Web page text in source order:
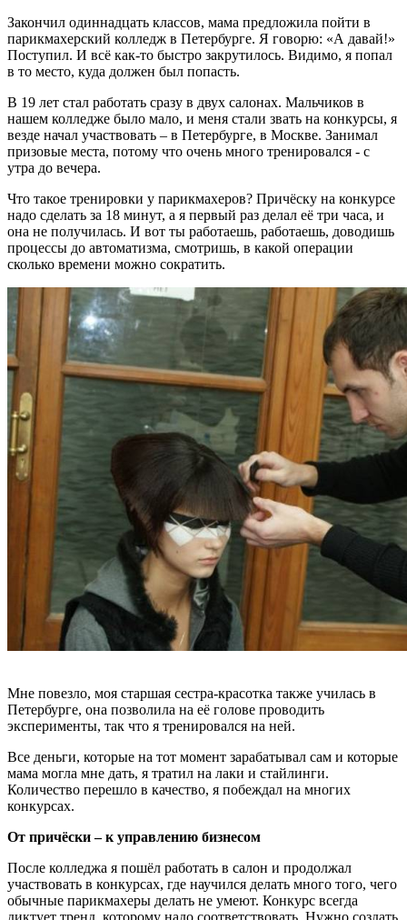
Закончил одиннадцать классов, мама предложила пойти в
парикмахерский колледж в Петербурге. Я говорю: «А давай!»
Поступил. И всё как-то быстро закрутилось. Видимо, я попал
в то место, куда должен был попасть.
В 19 лет стал работать сразу в двух салонах. Мальчиков в
нашем колледже было мало, и меня стали звать на конкурсы, я
везде начал участвовать – в Петербурге, в Москве. Занимал
призовые места, потому что очень много тренировался - с
утра до вечера.
Что такое тренировки у парикмахеров? Причёску на конкурсе
надо сделать за 18 минут, а я первый раз делал её три часа, и
она не получилась. И вот ты работаешь, работаешь, доводишь
процессы до автоматизма, смотришь, в какой операции
сколько времени можно сократить.
Мне повезло, моя старшая сестра-красотка также училась в
Петербурге, она позволила на её голове проводить
эксперименты, так что я тренировался на ней.
Все деньги, которые на тот момент зарабатывал сам и которые
мама могла мне дать, я тратил на лаки и стайлинги.
Количество перешло в качество, я побеждал на многих
конкурсах.
От причёски – к управлению бизнесом
После колледжа я пошёл работать в салон и продолжал
участвовать в конкурсах, где научился делать много того, чего
обычные парикмахеры делать не умеют. Конкурс всегда
диктует тренд, которому надо соответствовать. Нужно создать